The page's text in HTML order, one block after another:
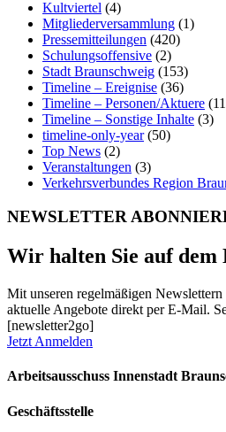
Kultviertel (4)
Mitgliederversammlung (1)
Pressemitteilungen (420)
Schulungsoffensive (2)
Stadt Braunschweig (153)
Timeline – Ereignise (36)
Timeline – Personen/Aktuere
Timeline – Sonstige Inhalte (3)
timeline-only-year(50)
Top News (2)
Veranstaltungen (3)
Verkehrsverbundes Region
NEWSLETTER
Wir halten Sie auf dem
Mit unseren regelmäßigen
aktuelle Angebote direkt per E-Mail.
[newsletter2go]
Jetzt Anmelden
Arbeitsausschuss Innenstadt
Geschäftsstelle